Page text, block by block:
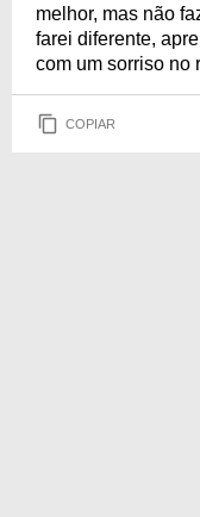
melhor, mas não
farei diferente,
com um sorriso no
COPIAR